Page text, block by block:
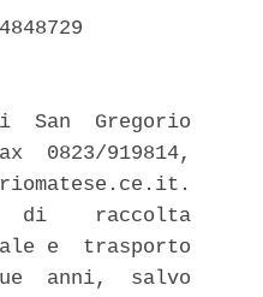
San  Gregorio
0823/919814,
di    raccolta
e  trasporto
anni,  salvo